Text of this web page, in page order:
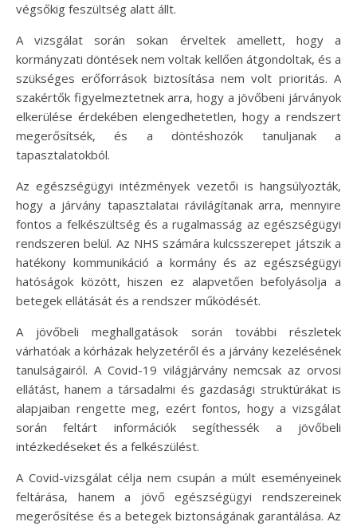
végsőkig feszültség alatt állt.
A vizsgálat során sokan érveltek amellett, hogy a
kormányzati döntések nem voltak kellően átgondoltak, és a
szükséges erőforrások biztosítása nem volt prioritás. A
szakértők figyelmeztetnek arra, hogy a jövőbeni járványok
elkerülése érdekében elengedhetetlen, hogy a rendszert
megerősítsék, és a döntéshozók tanuljanak a
tapasztalatokból.
Az egészségügyi intézmények vezetői is hangsúlyozták,
hogy a járvány tapasztalatai rávilágítanak arra, mennyire
fontos a felkészültség és a rugalmasság az egészségügyi
rendszeren belül. Az NHS számára kulcsszerepet játszik a
hatékony kommunikáció a kormány és az egészségügyi
hatóságok között, hiszen ez alapvetően befolyásolja a
betegek ellátását és a rendszer működését.
A jövőbeli meghallgatások során további részletek
várhatóak a kórházak helyzetéről és a járvány kezelésének
tanulságairól. A Covid-19 világjárvány nemcsak az orvosi
ellátást, hanem a társadalmi és gazdasági struktúrákat is
alapjaiban rengette meg, ezért fontos, hogy a vizsgálat
során feltárt információk segíthessék a jövőbeli
intézkedéseket és a felkészülést.
A Covid-vizsgálat célja nem csupán a múlt eseményeinek
feltárása, hanem a jövő egészségügyi rendszereinek
megerősítése és a betegek biztonságának garantálása. Az